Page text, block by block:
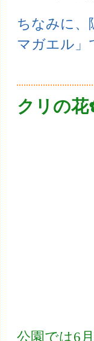
ちなみに、
マガエル」
クリの
公園では6